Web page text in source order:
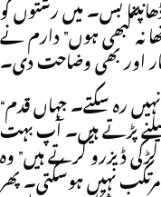
بس۔ ميں رشتوں کو
نہ کبھی ہوں” دارم نے
اور بھی وضاحت دی۔
“مگر ہم اس معاشرے سے کٹ کر تو نہيں رہ سکتے۔ جہاں قدم
پڑتے ہيں۔ آپ بہت
ڈيزرو کرتے ہيں” وہ
نہيں ہوسکتی۔ پھر